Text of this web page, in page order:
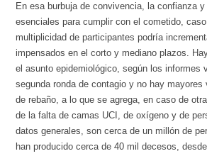
En esa burbuja de convivencia, la confianza
esenciales para cumplir con el cometido,
multiplicidad de participantes podría
impensados en el corto y mediano plazos.
el asunto epidemiológico, según los informes
segunda ronda de contagio y no hay mayores
de rebaño, a lo que se agrega, en caso de
de la falta de camas UCI, de oxígeno y de
datos generales, son cerca de un millón de
han producido cerca de 40 mil decesos,